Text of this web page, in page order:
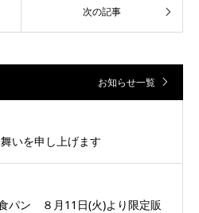
お知らせ一覧
いを申し上げます
パン ８月11日(火)より限定販